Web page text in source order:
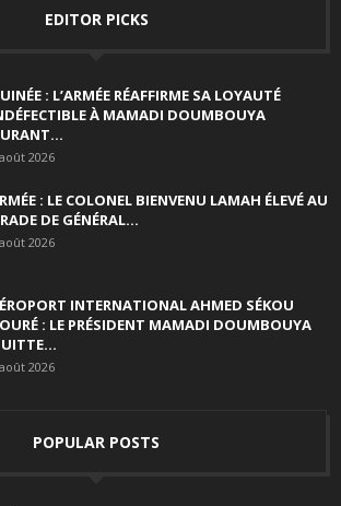
EDITOR PICKS
: L’ARMÉE RÉAFFIRME SA LOYAUTÉ
À MAMADI DOUMBOUYA
2026
: LE COLONEL BIENVENU LAMAH ÉLEVÉ AU
DE GÉNÉRAL...
2026
INTERNATIONAL AHMED SÉKOU
: LE PRÉSIDENT MAMADI DOUMBOUYA
2026
POPULAR POSTS